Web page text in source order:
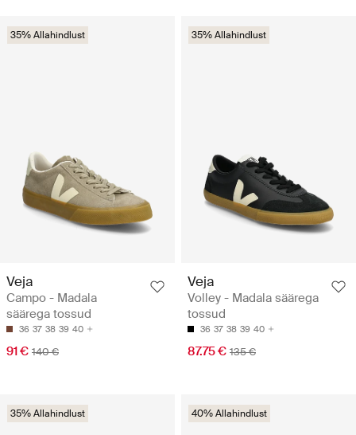
35% Allahindlust
Veja
Campo - Madala
säärega tossud
36 37 38 39 40
91 € 140 €
35% Allahindlust
Veja
Volley - Madala säärega
tossud
36 37 38 39 40
87.75 € 135 €
35% Allahindlust 40% Allahindlust